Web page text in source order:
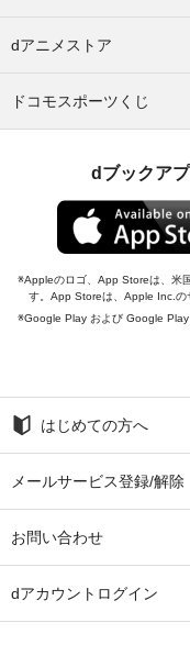
dアニメストア
ドコモスポーツくじ
dブックア
Appleのロゴ、App Storeは、米
す。App Storeは、Apple Inc.の
Google Play および Google Play
はじめての方へ
メールサービス登録/解除
お問い合わせ
dアカウントログイン